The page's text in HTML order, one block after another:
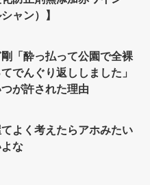
シャン）】
「酔っ払って公園で全裸
でんぐり返ししました」
が許された理由
よく考えたらアホみたい
な